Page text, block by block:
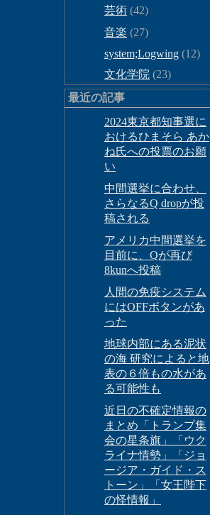
芸術 (42)
音楽 (27)
system;Logwing (12)
文化学院 (23)
最近の記事
2024東京都知事選に
おけるひまそら あか
ね氏への投票のお願
い
中間選挙に合わせ、
さらなるQ dropが投
稿される
アメリカ中間選挙を
目前に、Qが再び
8kunへ投稿
人間の免疫システム
にはOFFボタンがあ
った
地球内部にある泥状
の海 研究によると地
表の６倍もの水があ
る可能性も
近日の不確定情報の
まとめ「トランプ集
会の星条旗」「ウク
ライナ情勢」「ジョ
ージア・ガイド・ス
トーン」「女王陛下
の怪情報」